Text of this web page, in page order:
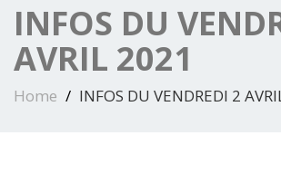
INFOS DU
AVRIL 2021
Home INFOS DU VENDREDI 2